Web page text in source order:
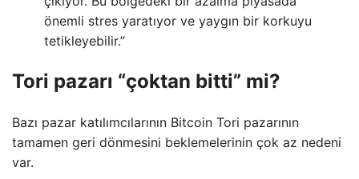
önemli stres yaratıyor ve yaygın bir korkuyu
tetikleyebilir.”
Tori pazarı “çoktan bitti” mi?
Bazı pazar katılımcılarının Bitcoin Tori pazarının
tamamen geri dönmesini beklemelerinin çok az nedeni
var.